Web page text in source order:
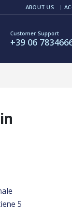
ABOUT US
Customer Support
+39 06
5